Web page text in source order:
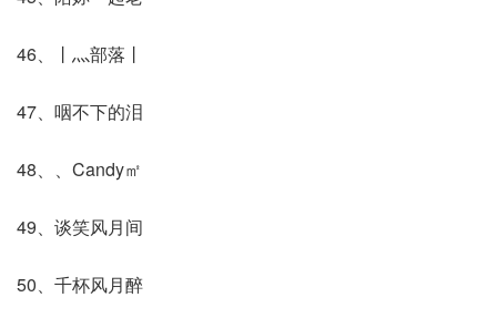
46、丨灬部落丨
47、咽不下的泪
48、、Candy㎡
49、谈笑风月间
50、千杯风月醉